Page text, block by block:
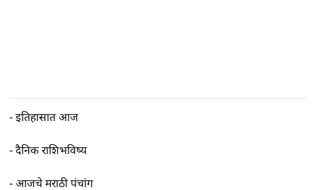
-इतिहासात आज
-दैनिक राशिभविष्य
-आजचे मराठी पंचांग